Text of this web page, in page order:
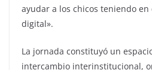
ayudar a los chicos teniendo
digital».
La jornada constituyó un
intercambio interinstitucional,